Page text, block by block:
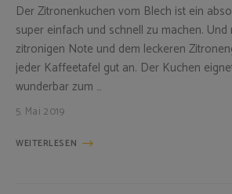
Der Zitronenkuchen vom Blech ist ein
super einfach und schnell zu machen.
zitronigen Note und dem leckeren
jeder Kaffeetafel gut an. Der Kuchen
wunderbar zum …
5. Mai 2019
WEITERLESEN